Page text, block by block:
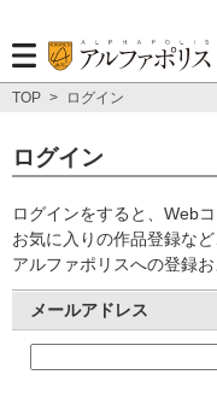
TOP > ログイン
ログイン
ログインをすると、Web
お気に入りの作品登録な
アルファポリスへの登録
メールアドレス